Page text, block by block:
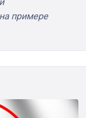
примере